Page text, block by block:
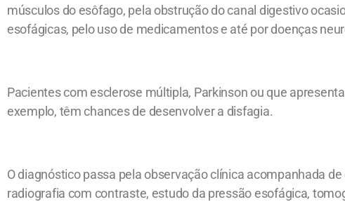
músculos do esôfago, pela obstrução do canal digestivo
esofágicas, pelo uso de medicamentos e até por doenças
Pacientes com esclerose múltipla, Parkinson ou que
exemplo, têm chances de desenvolver a disfagia.
O diagnóstico passa pela observação clínica acompanhada
radiografia com contraste, estudo da pressão esofágica,